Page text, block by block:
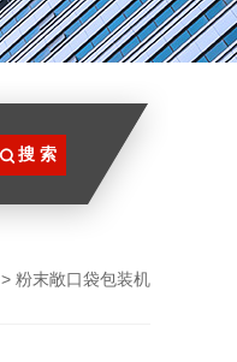
> 粉末敞口袋包装机